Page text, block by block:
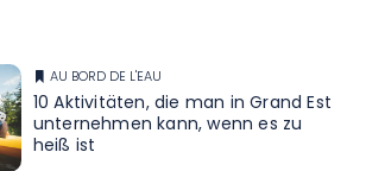
AU BORD DE L'EAU
10 Aktivitäten, die man in Grand Est
unternehmen kann, wenn es zu
heiß ist